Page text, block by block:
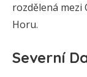
rozdělená mezi
Horu.
Severní